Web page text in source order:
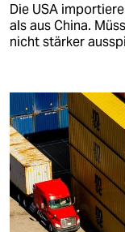
Die USA
als aus China.
nicht stärker